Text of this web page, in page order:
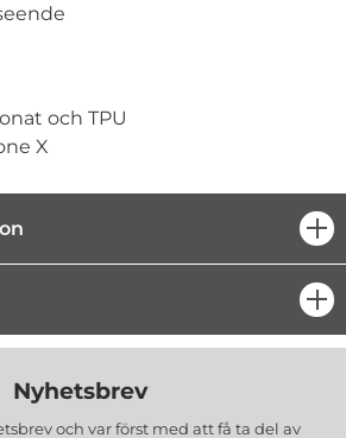
och TPU
X
Nyhetsbrev
och var först med att få ta del av